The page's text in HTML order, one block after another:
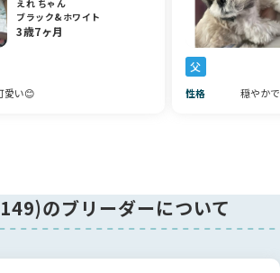
に、そして成長の思い出として残していた
。
いる大切な男の子です。素敵なご縁を心よ
✨
えれ ちゃん
ブラック&ホワイト
3歳7ヶ月
愛い😊
父
性格 穏やか
のブリーダーについて